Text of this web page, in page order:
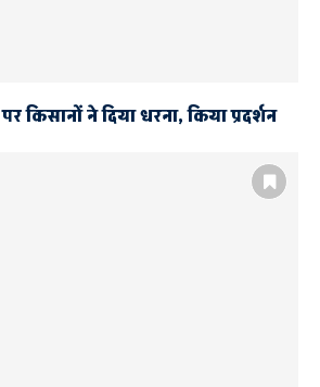
किसानों ने दिया धरना, किया प्रदर्शन